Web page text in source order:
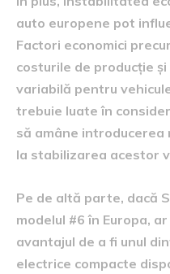
auto europene pot
Factori economici
costurile de producție
variabilă pentru
trebuie luate în
să amâne introducerea
la stabilizarea acestor
Pe de altă parte, dacă
modelul #6 în Europa,
avantajul de a fi unul
electrice compacte